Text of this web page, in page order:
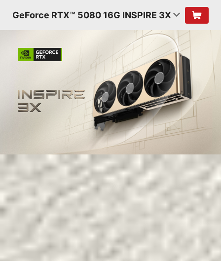
GeForce RTX™ 5080 16G INSPIRE 3X